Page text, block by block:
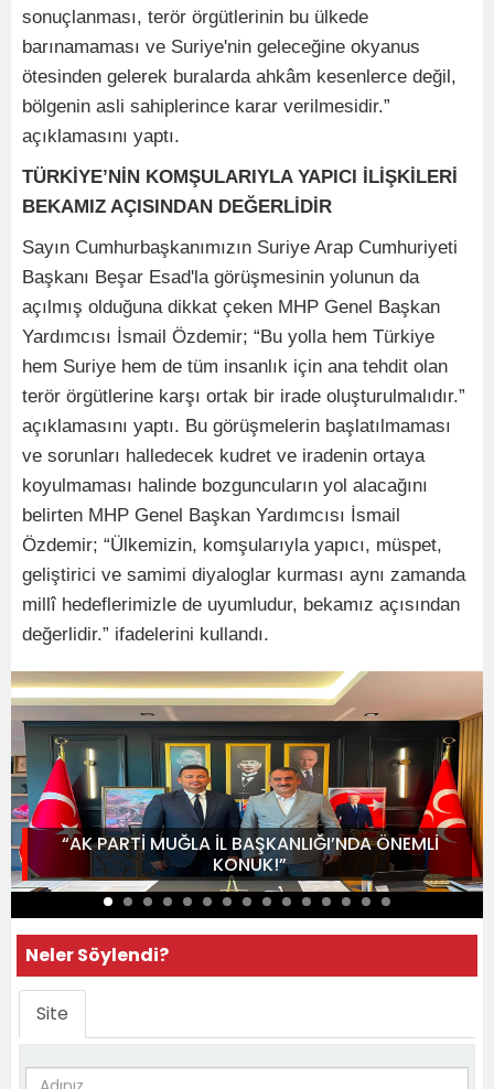
sonuçlanması, terör örgütlerinin bu ülkede
barınamaması ve Suriye'nin geleceğine okyanus
ötesinden gelerek buralarda ahkâm kesenlerce değil,
bölgenin asli sahiplerince karar verilmesidir.”
açıklamasını yaptı.
TÜRKİYE’NİN KOMŞULARIYLA YAPICI İLİŞKİLERİ
BEKAMIZ AÇISINDAN DEĞERLİDİR
Sayın Cumhurbaşkanımızın Suriye Arap Cumhuriyeti
Başkanı Beşar Esad'la görüşmesinin yolunun da
açılmış olduğuna dikkat çeken MHP Genel Başkan
Yardımcısı İsmail Özdemir; “Bu yolla hem Türkiye
hem Suriye hem de tüm insanlık için ana tehdit olan
terör örgütlerine karşı ortak bir irade oluşturulmalıdır.”
açıklamasını yaptı. Bu görüşmelerin başlatılmaması
ve sorunları halledecek kudret ve iradenin ortaya
koyulmaması halinde bozguncuların yol alacağını
belirten MHP Genel Başkan Yardımcısı İsmail
Özdemir; “Ülkemizin, komşularıyla yapıcı, müspet,
geliştirici ve samimi diyaloglar kurması aynı zamanda
millî hedeflerimizle de uyumludur, bekamız açısından
değerlidir.” ifadelerini kullandı.
“AK PARTİ MUĞLA İL BAŞKANLIĞI’NDA ÖNEMLİ
KONUK!”
Neler Söylendi?
Site